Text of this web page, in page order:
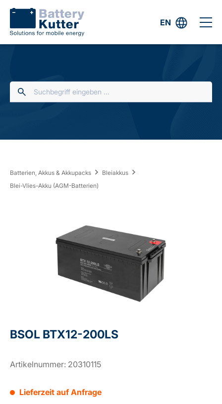
EN
Batterien, Akkus & Akkupacks
Bleiakkus
Blei-Vlies-Akku (AGM-Batterien)
BSOL BTX12-200LS
Artikelnummer: 20310115
Lieferzeit auf Anfrage